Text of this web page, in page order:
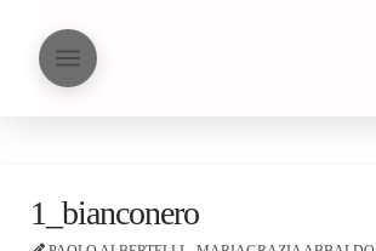
1_bianconero